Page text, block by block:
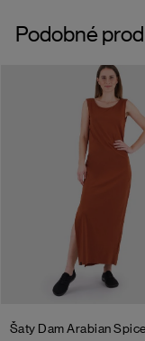
Podobné
Šaty DamArabian Spice